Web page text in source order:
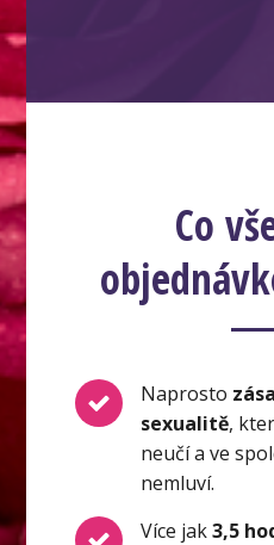
Co
Naprosto
sexualitě,
neučí a ve
nemluví.
Více jak3,5